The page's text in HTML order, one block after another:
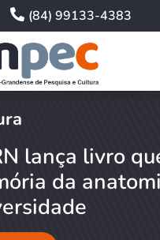
(84) 99133-4383
lança livro
da